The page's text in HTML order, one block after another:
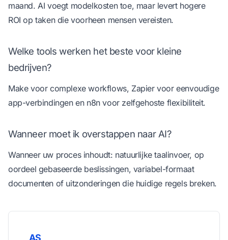
maand. AI voegt modelkosten toe, maar levert hogere
ROI op taken die voorheen mensen vereisten.
Welke tools werken het beste voor kleine
bedrijven?
Make voor complexe workflows, Zapier voor eenvoudige
app-verbindingen en n8n voor zelfgehoste flexibiliteit.
Wanneer moet ik overstappen naar AI?
Wanneer uw proces inhoudt: natuurlijke taalinvoer, op
oordeel gebaseerde beslissingen, variabel-formaat
documenten of uitzonderingen die huidige regels breken.
AS